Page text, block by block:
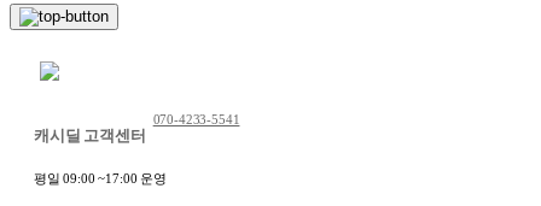
캐시딜 고객센터
070-4233-5541
평일 09:00 ~17:00 운영